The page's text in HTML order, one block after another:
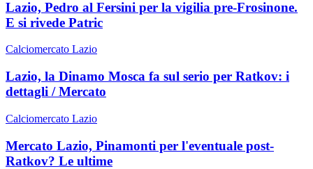
Lazio, Pedro al Fersini per la vigilia pre-Frosinone.
E si rivede Patric
Calciomercato Lazio
Lazio, la Dinamo Mosca fa sul serio per Ratkov: i
dettagli / Mercato
Calciomercato Lazio
Mercato Lazio, Pinamonti per l'eventuale post-
Ratkov? Le ultime